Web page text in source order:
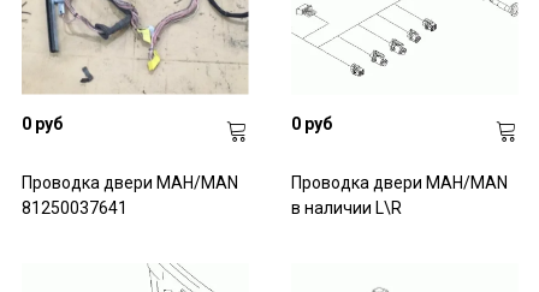
0 руб
Проводка двери МАН/MAN
81250037641
0 руб
Проводка двери МАН/MAN
в наличии L\R